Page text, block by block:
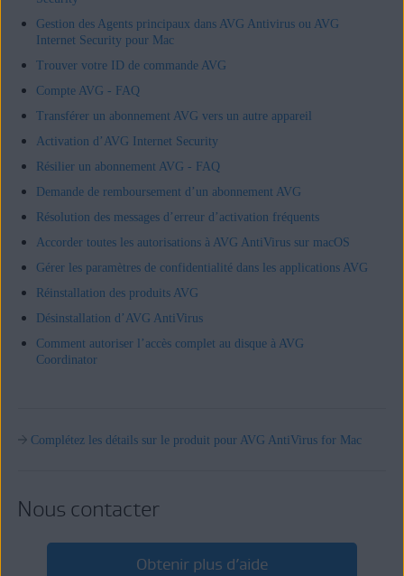
Gestion des Agents principaux dans AVG Antivirus ou AVG
Internet Security pour Mac
Trouver votre ID de commande AVG
Compte AVG - FAQ
Transférer un abonnement AVG vers un autre appareil
Activation d’AVG Internet Security
Résilier un abonnement AVG - FAQ
Demande de remboursement d’un abonnement AVG
Résolution des messages d’erreur d’activation fréquents
Accorder toutes les autorisations à AVG AntiVirus sur macOS
Gérer les paramètres de confidentialité dans les applications AVG
Réinstallation des produits AVG
Désinstallation d’AVG AntiVirus
Comment autoriser l’accès complet au disque à AVG
Coordinator
Complétez les détails sur le produit pour AVG AntiVirus for Mac
Nous contacter
Obtenir plus d’aide